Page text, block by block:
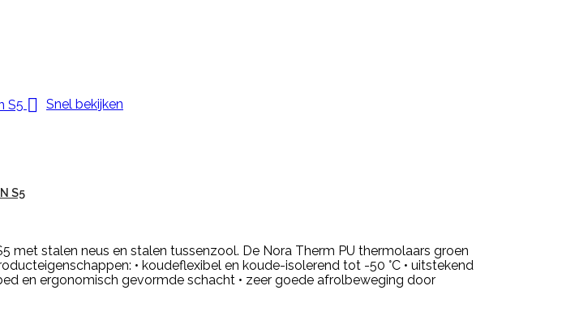
 Snel bekijken
S5
met stalen neus en stalen tussenzool. De Nora Therm PU thermolaars groen
• koudeflexibel en koude-isolerend tot -50 °C • uitstekend
en ergonomisch gevormde schacht • zeer goede afrolbeweging door